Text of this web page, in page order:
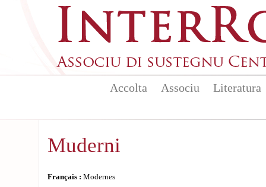
Accolta Associu Literatura
Muderni
Français : Modernes